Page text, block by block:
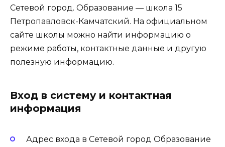
Сетевой город. Образование — школа 15
Петропавловск-Камчатский. На официальном
сайте школы можно найти информацию о
режиме работы, контактные данные и другую
полезную информацию.
Вход в систему и контактная
информация
Адрес входа в Сетевой город Образование